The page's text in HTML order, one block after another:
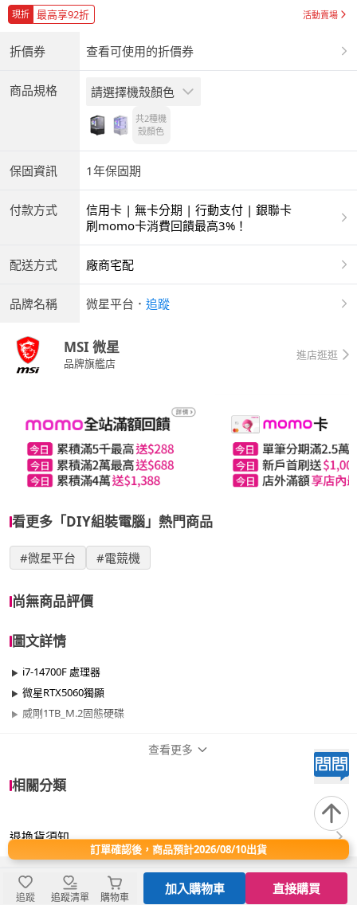
現折 最高享92折 活動賣場
折價券 查看可使用的折價券
商品規格 請選擇機殼顏色
共2種機
殼顏色
保固資訊 1年保固期
付款方式
信用卡 | 無卡分期 | 行動支付 | 銀聯卡
刷momo卡消費回饋最高3%！
配送方式 廠商宅配
品牌名稱 微星平台 ． 追蹤
MSI 微星
品牌旗艦店
進店逛逛
看更多「DIY組裝電腦」熱門商品
#微星平台 #電競機
尚無商品評價
圖文詳情
i7-14700F 處理器
微星RTX5060獨顯
威剛1TB_M.2固態硬碟
效能 501W~700W
晶片 RTX50系列
查看更多
相關分類
退換貨須知
訂單確認後，商品預計2026/08/10出貨
追蹤 追蹤清單 購物車
加入購物車 直接購買